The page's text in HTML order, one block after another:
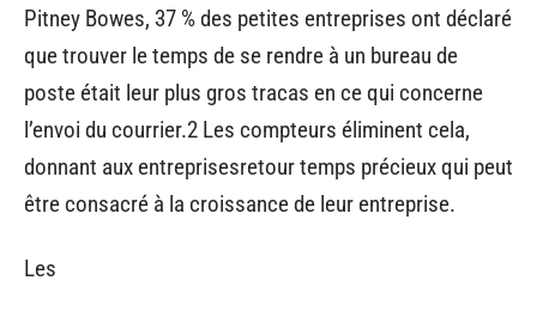
Pitney Bowes, 37 % des petites entreprises ont déclaré
que trouver le temps de se rendre à un bureau de
poste était leur plus gros tracas en ce qui concerne
l’envoi du courrier.2 Les compteurs éliminent cela,
donnant aux entreprisesretour temps précieux qui peut
être consacré à la croissance de leur entreprise.
Les